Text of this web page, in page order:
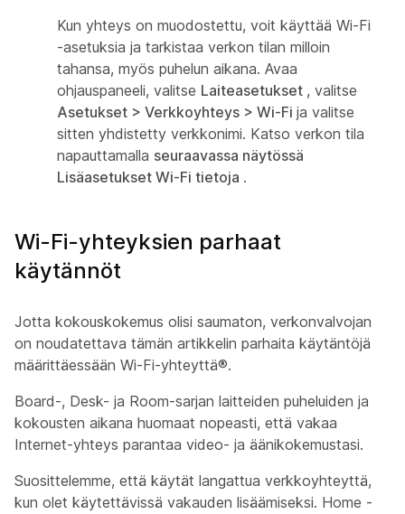
Kun yhteys on muodostettu, voit käyttää Wi-Fi
-asetuksia ja tarkistaa verkon tilan milloin
tahansa, myös puhelun aikana. Avaa
ohjauspaneeli, valitse Laiteasetukset , valitse
Asetukset > Verkkoyhteys > Wi-Fi ja valitse
sitten yhdistetty verkkonimi. Katso verkon tila
napauttamalla seuraavassa näytössä
Lisäasetukset Wi-Fi tietoja .
Wi-Fi-yhteyksien parhaat
käytännöt
Jotta kokouskokemus olisi saumaton, verkonvalvojan
on noudatettava tämän artikkelin parhaita käytäntöjä
määrittäessään Wi-Fi-yhteyttä®.
Board-, Desk- ja Room-sarjan laitteiden puheluiden ja
kokousten aikana huomaat nopeasti, että vakaa
Internet-yhteys parantaa video- ja äänikokemustasi.
Suosittelemme, että käytät langattua verkkoyhteyttä,
kun olet käytettävissä vakauden lisäämiseksi. Home -